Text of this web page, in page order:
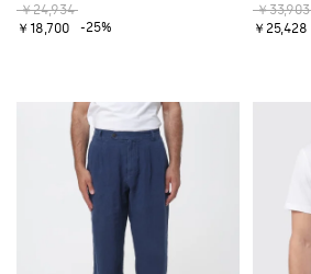
￥24,934
￥18,700
-25%
￥33,903
￥25,428